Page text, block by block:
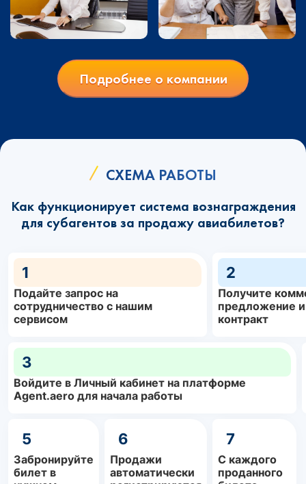
Подробнее о компании
СХЕМА РАБОТЫ
Как функционирует система вознаграждения
для субагентов за продажу авиабилетов?
1
Подайте запрос на
сотрудничество с нашим
сервисом
2
Получите
предложение
контракт
3
Войдите в Личный кабинет на платформе
Agent.aero для начала работы
5
Забронируйте
билет в
6
Продажи
автоматически
7
С каждого
проданного